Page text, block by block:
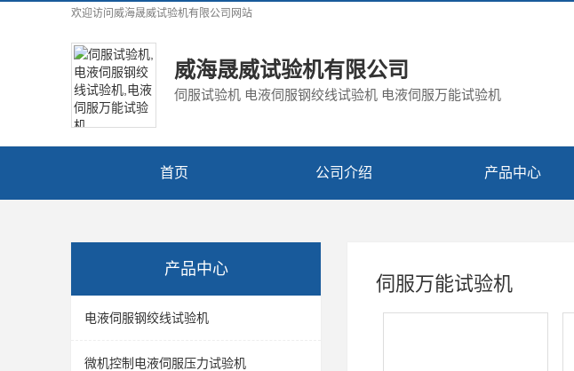
欢迎访问 威海晟威试验机有限公司 网站
威海晟威试验机有限公司
伺服试验机 电液伺服钢绞线试验机 电液伺服万能试验机
首页 公司介绍 产品中心
产品中心
电液伺服钢绞线试验机
微机控制电液伺服压力试验机
伺服万能试验机